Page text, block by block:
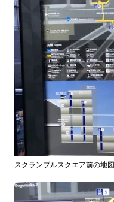
スクランブルスクエア前の地図